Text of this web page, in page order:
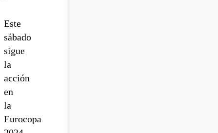
Este
sábado
sigue
la
acción
en
la
Eurocopa